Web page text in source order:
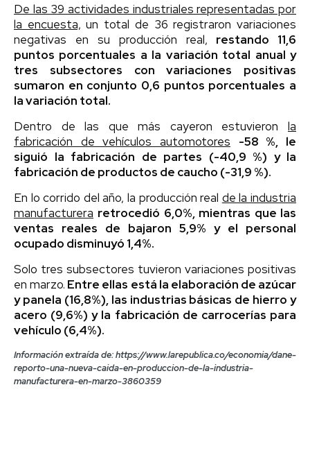
De las 39 actividades industriales representadas por
la encuesta, un total de 36 registraron variaciones
negativas en su producción real, restando 11,6
puntos porcentuales a la variación total anual y
tres subsectores con variaciones positivas
sumaron en conjunto 0,6 puntos porcentuales a
la variación total.
Dentro de las que más cayeron estuvieron la
fabricación de vehículos automotores
-58 %, le
siguió la fabricación de partes (-40,9 %) y la
fabricación de productos de caucho (-31,9 %).
En lo corrido del año, la producción real de la industria
manufacturera retrocedió 6,0%, mientras que las
ventas reales de bajaron 5,9% y el personal
ocupado disminuyó 1,4%.
Solo tres subsectores tuvieron variaciones positivas
en marzo. Entre ellas está la elaboración de azúcar
y panela (16,8%), las industrias básicas de hierro y
acero (9,6%) y la fabricación de carrocerías para
vehículo (6,4%).
Información extraída de: https://www.larepublica.co/economia/dane-
reporto-una-nueva-caida-en-produccion-de-la-industria-
manufacturera-en-marzo-3860359